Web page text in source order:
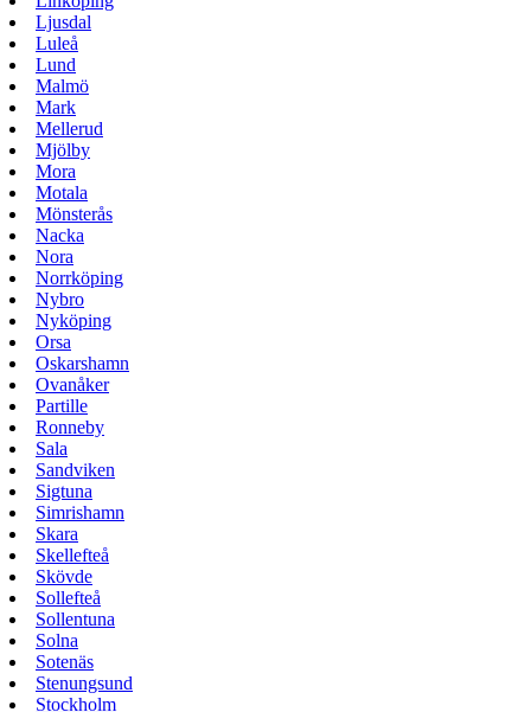
Ljusdal
Luleå
Lund
Malmö
Mark
Mellerud
Mjölby
Mora
Motala
Mönsterås
Nacka
Nora
Norrköping
Nybro
Nyköping
Orsa
Oskarshamn
Ovanåker
Partille
Ronneby
Sala
Sandviken
Sigtuna
Simrishamn
Skara
Skellefteå
Skövde
Sollefteå
Sollentuna
Solna
Sotenäs
Stenungsund
Stockholm